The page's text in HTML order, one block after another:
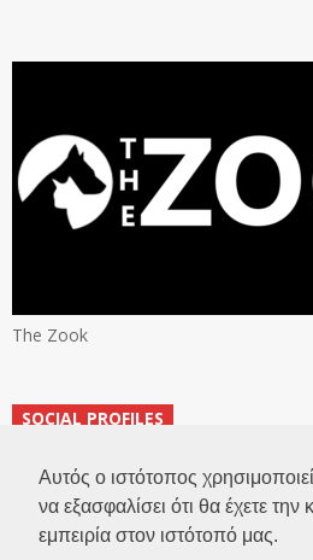
Αυτός ο ιστότοπος
να εξασφαλίσει ότι θα έχετε την
εμπειρία στον ιστότοπό μας.
The Zook
SOCIAL PROFILES